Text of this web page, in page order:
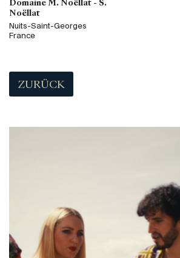
Domaine M. Noëllat - S.
Noëllat
Nuits-Saint-Georges
France
ZURÜCK